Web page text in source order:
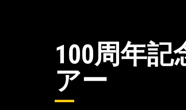
100周年記
アー